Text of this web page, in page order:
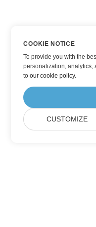
COOKIE NOTICE
To provide you with the
personalization, analytics,
toour cookie policy.
CUSTOMIZE